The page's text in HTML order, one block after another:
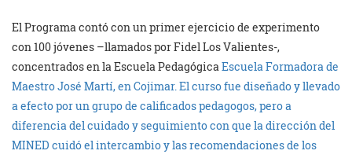
El Programa contó con un primer ejercicio de experimento
con 100 jóvenes –llamados por Fidel Los Valientes-,
concentrados en la Escuela PedagógicaEscuela Formadora de
Maestro José Martí, en Cojimar. El curso fue diseñado y llevado
a efecto por un grupo de calificados pedagogos, pero a
diferencia del cuidado y seguimiento con que la dirección del
MINED cuidó el intercambio y las recomendaciones de los